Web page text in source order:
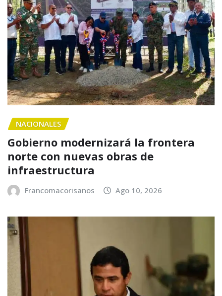
NACIONALES
Gobierno modernizará la frontera
norte con nuevas obras de
infraestructura
Francomacorisanos Ago 10, 2026